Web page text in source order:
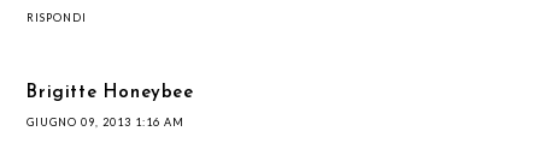
RISPONDI
Brigitte Honeybee
GIUGNO 09, 2013 1:16 AM